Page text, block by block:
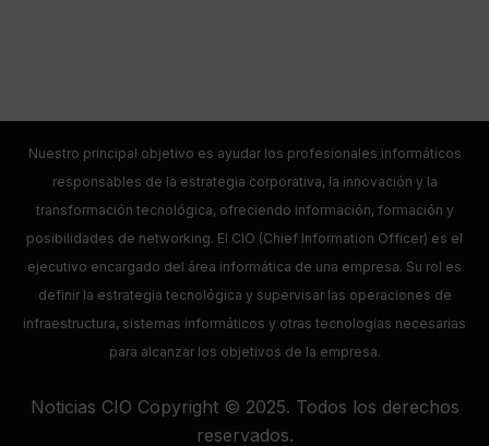
Nuestro principal objetivo es ayudar los profesionales informáticos
responsables de la estrategia corporativa, la innovación y la
transformación tecnológica, ofreciendo información, formación y
posibilidades de networking. El CIO (Chief Information Officer) es el
ejecutivo encargado del área informática de una empresa. Su rol es
definir la estrategia tecnológica y supervisar las operaciones de
infraestructura, sistemas informáticos y otras tecnologías necesarias
para alcanzar los objetivos de la empresa.
Noticias CIO Copyright © 2025. Todos los derechos
reservados.